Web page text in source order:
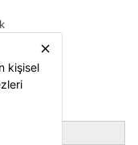
close
kişisel